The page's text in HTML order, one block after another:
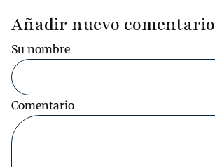
Añadir nuevo comentario
Su nombre
Comentario